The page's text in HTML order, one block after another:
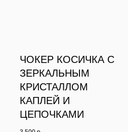
ЧОКЕР КОСИЧКА С
ЗЕРКАЛЬНЫМ
КРИСТАЛЛОМ
КАПЛЕЙ И
ЦЕПОЧКАМИ